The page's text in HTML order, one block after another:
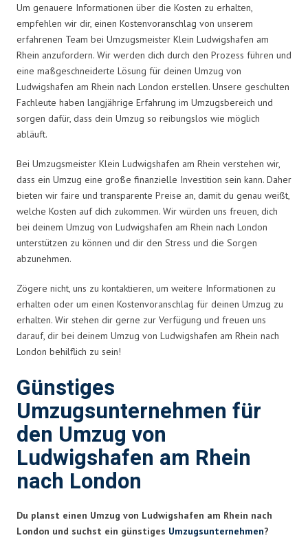
Um genauere Informationen über die Kosten zu erhalten,
empfehlen wir dir, einen Kostenvoranschlag von unserem
erfahrenen Team bei Umzugsmeister Klein Ludwigshafen am
Rhein anzufordern. Wir werden dich durch den Prozess führen und
eine maßgeschneiderte Lösung für deinen Umzug von
Ludwigshafen am Rhein nach London erstellen. Unsere geschulten
Fachleute haben langjährige Erfahrung im Umzugsbereich und
sorgen dafür, dass dein Umzug so reibungslos wie möglich
abläuft.
Bei Umzugsmeister Klein Ludwigshafen am Rhein verstehen wir,
dass ein Umzug eine große finanzielle Investition sein kann. Daher
bieten wir faire und transparente Preise an, damit du genau weißt,
welche Kosten auf dich zukommen. Wir würden uns freuen, dich
bei deinem Umzug von Ludwigshafen am Rhein nach London
unterstützen zu können und dir den Stress und die Sorgen
abzunehmen.
Zögere nicht, uns zu kontaktieren, um weitere Informationen zu
erhalten oder um einen Kostenvoranschlag für deinen Umzug zu
erhalten. Wir stehen dir gerne zur Verfügung und freuen uns
darauf, dir bei deinem Umzug von Ludwigshafen am Rhein nach
London behilflich zu sein!
Günstiges
Umzugsunternehmen für
den Umzug von
Ludwigshafen am Rhein
nach London
Du planst einen Umzug von Ludwigshafen am Rhein nach
London und suchst ein günstiges Umzugsunternehmen?